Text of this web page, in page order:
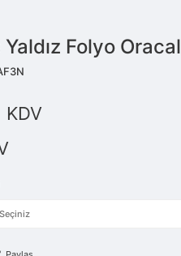
Folyo Oracal
KDV